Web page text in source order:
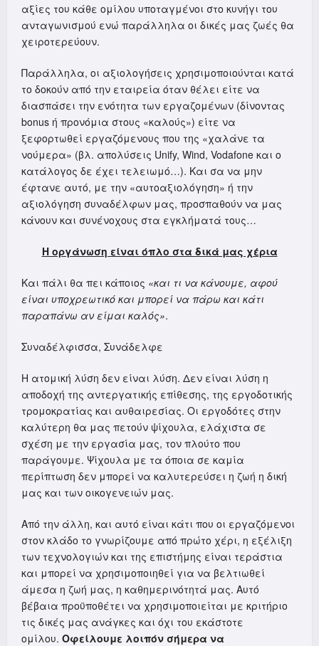
αξίες του κάθε ομίλου υποταγμένοι στο κυνήγι του
ανταγωνισμού ενώ παράλληλα οι δικές μας ζωές θα
χειροτερεύουν.
Παράλληλα, οι αξιολογήσεις χρησιμοποιούνται κατά
το δοκούν από την εταιρεία όταν θέλει είτε να
διασπάσει την ενότητα των εργαζομένων (δίνοντας
bonus ή προνόμια στους «καλούς») είτε να
ξεφορτωθεί εργαζόμενους που της «χαλάνε τα
νούμερα» (βλ. απολύσεις Unify, Wind, Vodafone και ο
κατάλογος δε έχει τελειωμό…). Και σα να μην
έφτανε αυτό, με την «αυτοαξιολόγηση» ή την
αξιολόγηση συναδέλφων μας, προσπαθούν να μας
κάνουν και συνένοχους στα εγκλήματά τους…
Η οργάνωση είναι όπλο στα δικά μας χέρια
Και πάλι θα πει κάποιος «και τι να κάνουμε, αφού
είναι υποχρεωτικό και μπορεί να πάρω και κάτι
παραπάνω αν είμαι καλός».
Συναδέλφισσα, Συνάδελφε
Η ατομική λύση δεν είναι λύση. Δεν είναι λύση η
αποδοχή της αντεργατικής επίθεσης, της εργοδοτικής
τρομοκρατίας και αυθαιρεσίας. Οι εργοδότες στην
καλύτερη θα μας πετούν ψίχουλα, ελάχιστα σε
σχέση με την εργασία μας, τον πλούτο που
παράγουμε. Ψίχουλα με τα όποια σε καμία
περίπτωση δεν μπορεί να καλυτερεύσει η ζωή η δική
μας και των οικογενειών μας.
Από την άλλη, και αυτό είναι κάτι που οι εργαζόμενοι
στον κλάδο το γνωρίζουμε από πρώτο χέρι, η εξέλιξη
των τεχνολογιών και της επιστήμης είναι τεράστια
και μπορεί να χρησιμοποιηθεί για να βελτιωθεί
άμεσα η ζωή μας, η καθημερινότητά μας. Αυτό
βέβαια προϋποθέτει να χρησιμοποιείται με κριτήριο
τις δικές μας ανάγκες και όχι του εκάστοτε
ομίλου. Οφείλουμε λοιπόν σήμερα να